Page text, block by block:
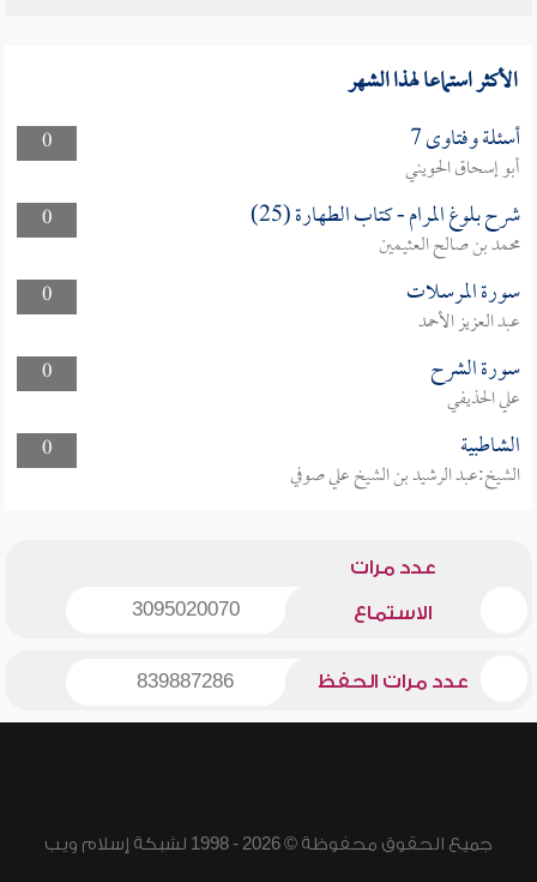
الأكثر استماعا لهذا الشهر
0 أسئلة وفتاوى 7
أبو إسحاق الحويني
0
شرح بلوغ المرام - كتاب الطهارة (25)
محمد بن صالح العثيمين
0
سورة المرسلات
عبد العزيز الأحمد
0
سورة الشرح
علي الحذيفي
0
الشاطبية
الشيخ:عبد الرشيد بن الشيخ علي صوفي
عدد مرات
الاستماع 3095020070
عدد مرات الحفظ 839887286
جميع الحقوق محفوظة © 2026 - 1998 لشبكة إسلام ويب